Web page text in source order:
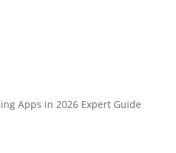
Apps in 2026 Expert Guide